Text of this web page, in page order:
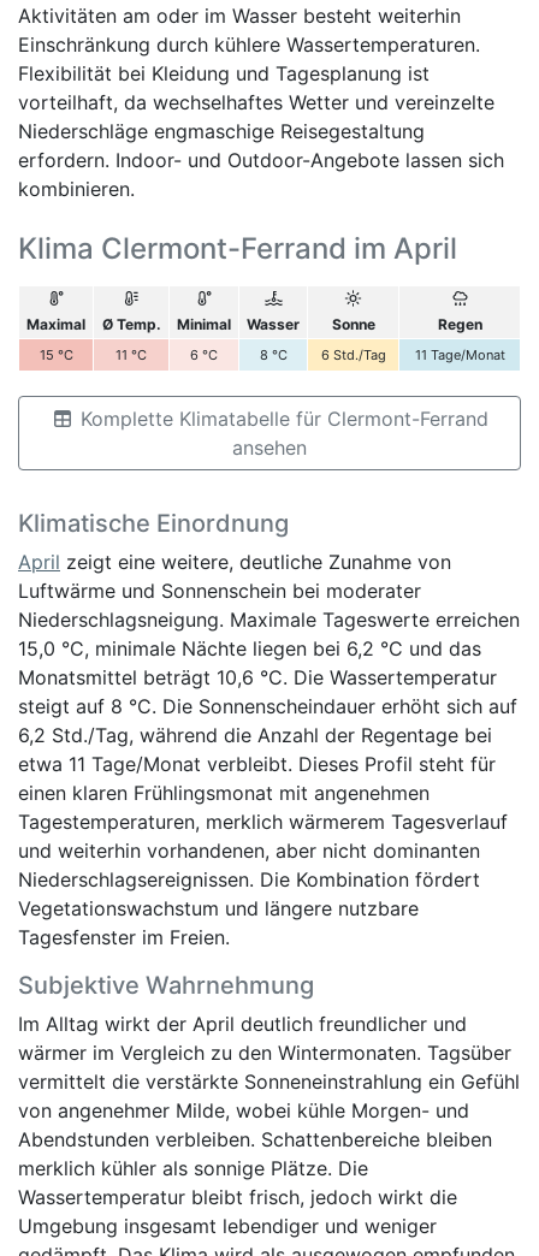
Aktivitäten am oder im Wasser besteht weiterhin
Einschränkung durch kühlere Wassertemperaturen.
Flexibilität bei Kleidung und Tagesplanung ist
vorteilhaft, da wechselhaftes Wetter und vereinzelte
Niederschläge engmaschige Reisegestaltung
erfordern. Indoor- und Outdoor-Angebote lassen sich
kombinieren.
Klima Clermont-Ferrand im April
Maximal Ø Temp. Minimal Wasser Sonne Regen
15 °C 11 °C 6 °C 8 °C 6 Std./Tag 11 Tage/Monat
Komplette Klimatabelle für Clermont-Ferrand
ansehen
Klimatische Einordnung
April zeigt eine weitere, deutliche Zunahme von
Luftwärme und Sonnenschein bei moderater
Niederschlagsneigung. Maximale Tageswerte erreichen
15,0 °C, minimale Nächte liegen bei 6,2 °C und das
Monatsmittel beträgt 10,6 °C. Die Wassertemperatur
steigt auf 8 °C. Die Sonnenscheindauer erhöht sich auf
6,2 Std./Tag, während die Anzahl der Regentage bei
etwa 11 Tage/Monat verbleibt. Dieses Profil steht für
einen klaren Frühlingsmonat mit angenehmen
Tagestemperaturen, merklich wärmerem Tagesverlauf
und weiterhin vorhandenen, aber nicht dominanten
Niederschlagsereignissen. Die Kombination fördert
Vegetationswachstum und längere nutzbare
Tagesfenster im Freien.
Subjektive Wahrnehmung
Im Alltag wirkt der April deutlich freundlicher und
wärmer im Vergleich zu den Wintermonaten. Tagsüber
vermittelt die verstärkte Sonneneinstrahlung ein Gefühl
von angenehmer Milde, wobei kühle Morgen- und
Abendstunden verbleiben. Schattenbereiche bleiben
merklich kühler als sonnige Plätze. Die
Wassertemperatur bleibt frisch, jedoch wirkt die
Umgebung insgesamt lebendiger und weniger